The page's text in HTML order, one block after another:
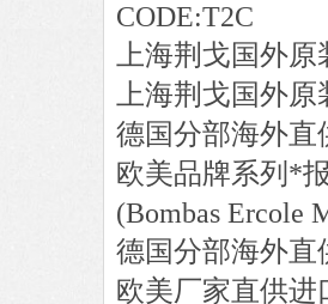
CODE:T2C
上海荆戈国外
上海荆戈国外
德国分部海外直
欧美品牌系列*
(Bombas Ercole
德国分部海外直
欧美厂家直供进